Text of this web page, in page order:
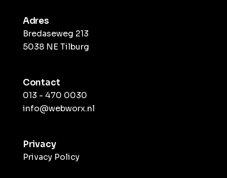
Adres
Bredaseweg 213
5038 NE Tilburg
Contact
013 - 470 0030
info@webworx.nl
Privacy
Privacy Policy